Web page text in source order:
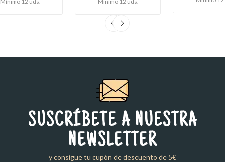
SUSCRÍBETE A NUESTRA
NEWSLETTER
y consigue tu cupón de descuento de 5€